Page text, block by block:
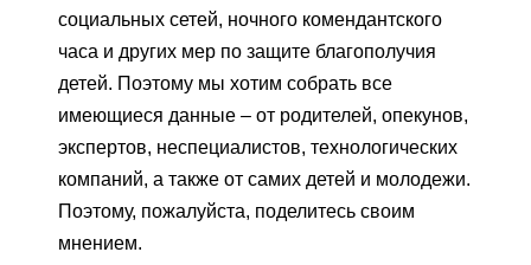
социальных сетей, ночного комендантского
часа и других мер по защите благополучия
детей. Поэтому мы хотим собрать все
имеющиеся данные – от родителей, опекунов,
экспертов, неспециалистов, технологических
компаний, а также от самих детей и молодежи.
Поэтому, пожалуйста, поделитесь своим
мнением.